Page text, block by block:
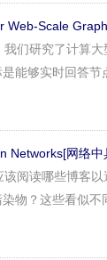
Web-Scale
我们研究了计算
能够实时回答
Networks[网络中
该阅读哪些博客
物？这些看似